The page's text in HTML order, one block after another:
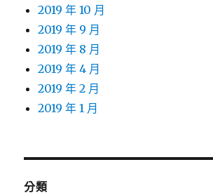
2019 年 10 月
2019 年 9 月
2019 年 8 月
2019 年 4 月
2019 年 2 月
2019 年 1 月
分類